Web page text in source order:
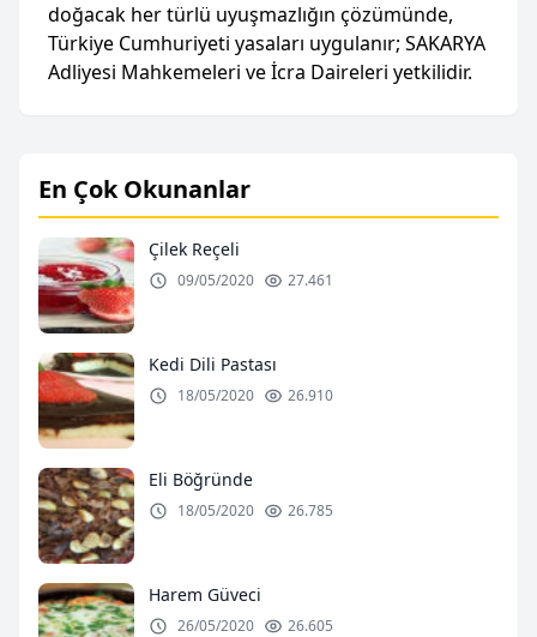
doğacak her türlü uyuşmazlığın çözümünde,
Türkiye Cumhuriyeti yasaları uygulanır; SAKARYA
Adliyesi Mahkemeleri ve İcra Daireleri yetkilidir.
En Çok Okunanlar
Çilek Reçeli
09/05/2020 27.461
Kedi Dili Pastası
18/05/2020 26.910
Eli Böğründe
18/05/2020 26.785
Harem Güveci
26/05/2020 26.605